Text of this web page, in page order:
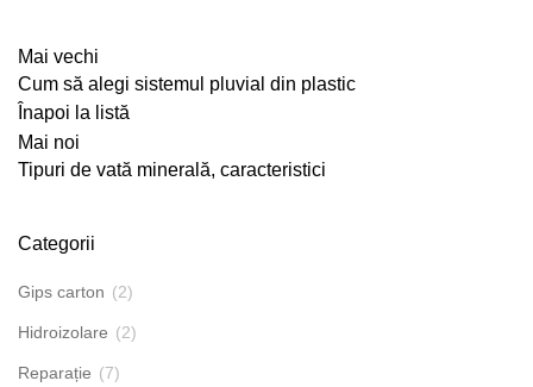
Mai vechi
Cum să alegi sistemul pluvial din plastic
Înapoi la listă
Mai noi
Tipuri de vată minerală, caracteristici
Categorii
Gips carton (2)
Hidroizolare (2)
Reparație (7)